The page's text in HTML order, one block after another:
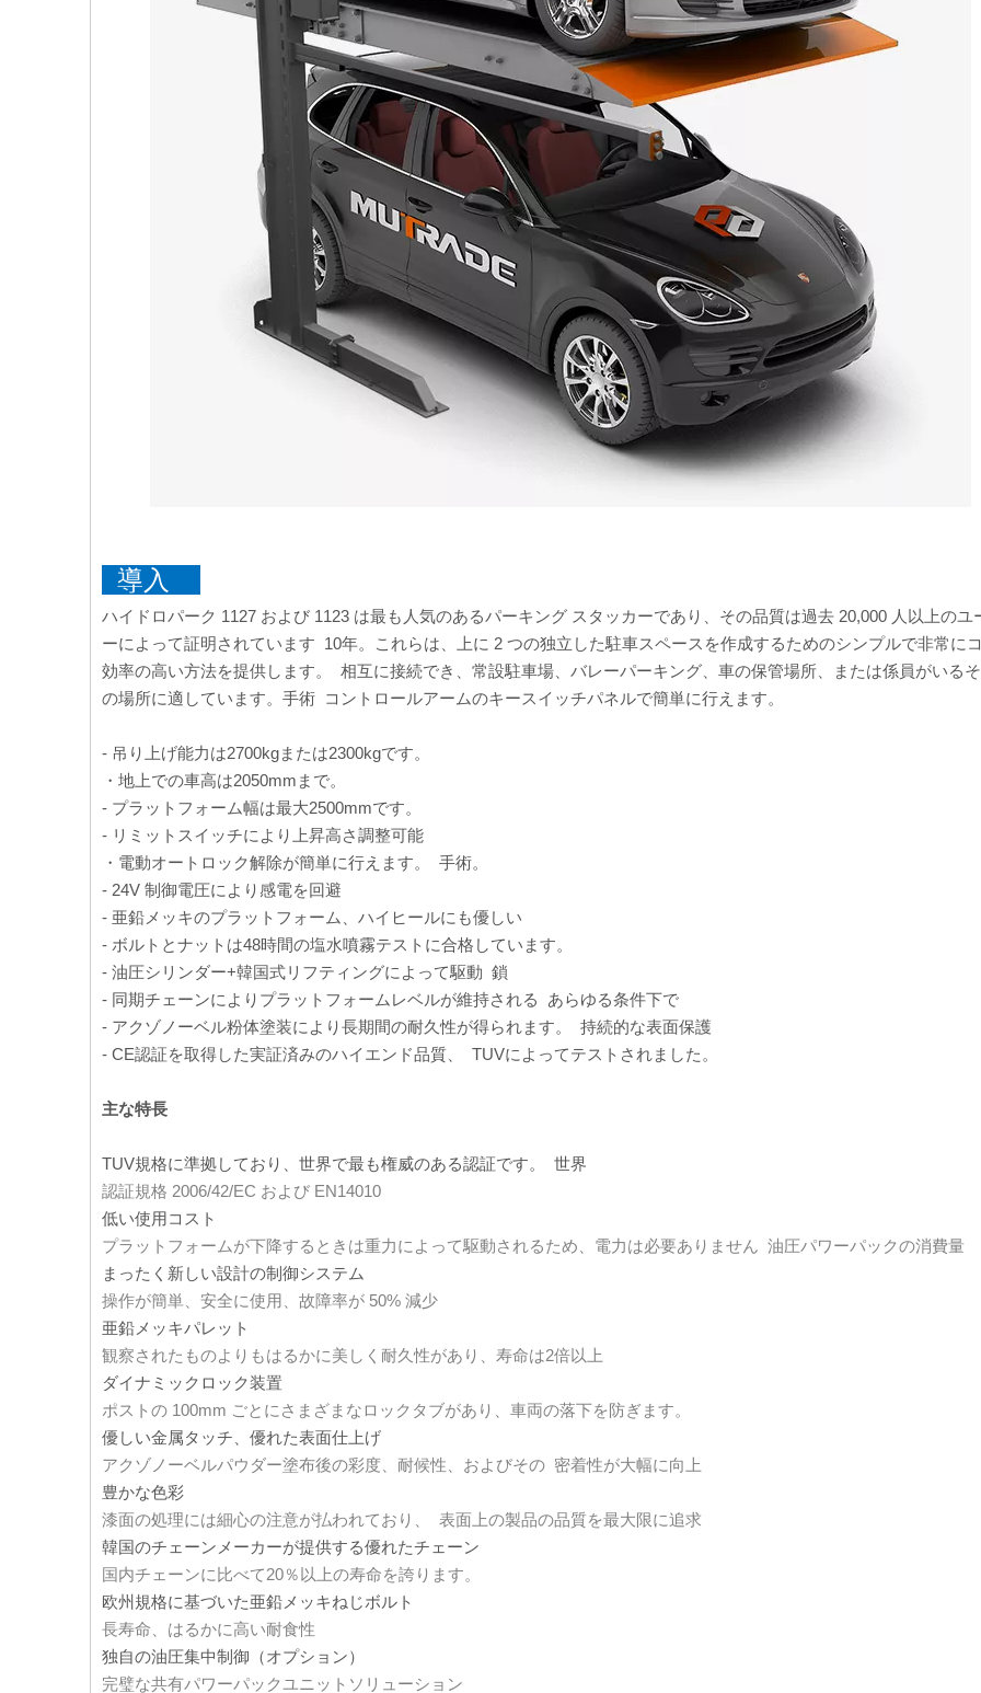
導入
ハイドロパーク 1127 および 1123 は最も人気のあるパーキング スタッカーであり、その品質は過去 20,000 人以上のユ
ーによって証明されています 10年。これらは、上に 2 つの独立した駐車スペースを作成するためのシンプルで非常に
効率の高い方法を提供します。 相互に接続でき、常設駐車場、バレーパーキング、車の保管場所、または係員がいる
の場所に適しています。手術 コントロールアームのキースイッチパネルで簡単に行えます。
- 吊り上げ能力は2700kgまたは2300kgです。
・地上での車高は2050mmまで。
- プラットフォーム幅は最大2500mmです。
- リミットスイッチにより上昇高さ調整可能
・電動オートロック解除が簡単に行えます。 手術。
- 24V 制御電圧により感電を回避
- 亜鉛メッキのプラットフォーム、ハイヒールにも優しい
- ボルトとナットは48時間の塩水噴霧テストに合格しています。
- 油圧シリンダー+韓国式リフティングによって駆動 鎖
- 同期チェーンによりプラットフォームレベルが維持される あらゆる条件下で
- アクゾノーベル粉体塗装により長期間の耐久性が得られます。 持続的な表面保護
- CE認証を取得した実証済みのハイエンド品質、 TUVによってテストされました。
主な特長
TUV規格に準拠しており、世界で最も権威のある認証です。 世界
認証規格 2006/42/EC および EN14010
低い使用コスト
プラットフォームが下降するときは重力によって駆動されるため、電力は必要ありません 油圧パワーパックの消費量
まったく新しい設計の制御システム
操作が簡単、安全に使用、故障率が 50% 減少
亜鉛メッキパレット
観察されたものよりもはるかに美しく耐久性があり、寿命は2倍以上
ダイナミックロック装置
ポストの 100mm ごとにさまざまなロックタブがあり、車両の落下を防ぎます。
優しい金属タッチ、優れた表面仕上げ
アクゾノーベルパウダー塗布後の彩度、耐候性、およびその 密着性が大幅に向上
豊かな色彩
漆面の処理には細心の注意が払われており、 表面上の製品の品質を最大限に追求
韓国のチェーンメーカーが提供する優れたチェーン
国内チェーンに比べて20％以上の寿命を誇ります。
欧州規格に基づいた亜鉛メッキねじボルト
長寿命、はるかに高い耐食性
独自の油圧集中制御（オプション）
完璧な共有パワーパックユニットソリューション